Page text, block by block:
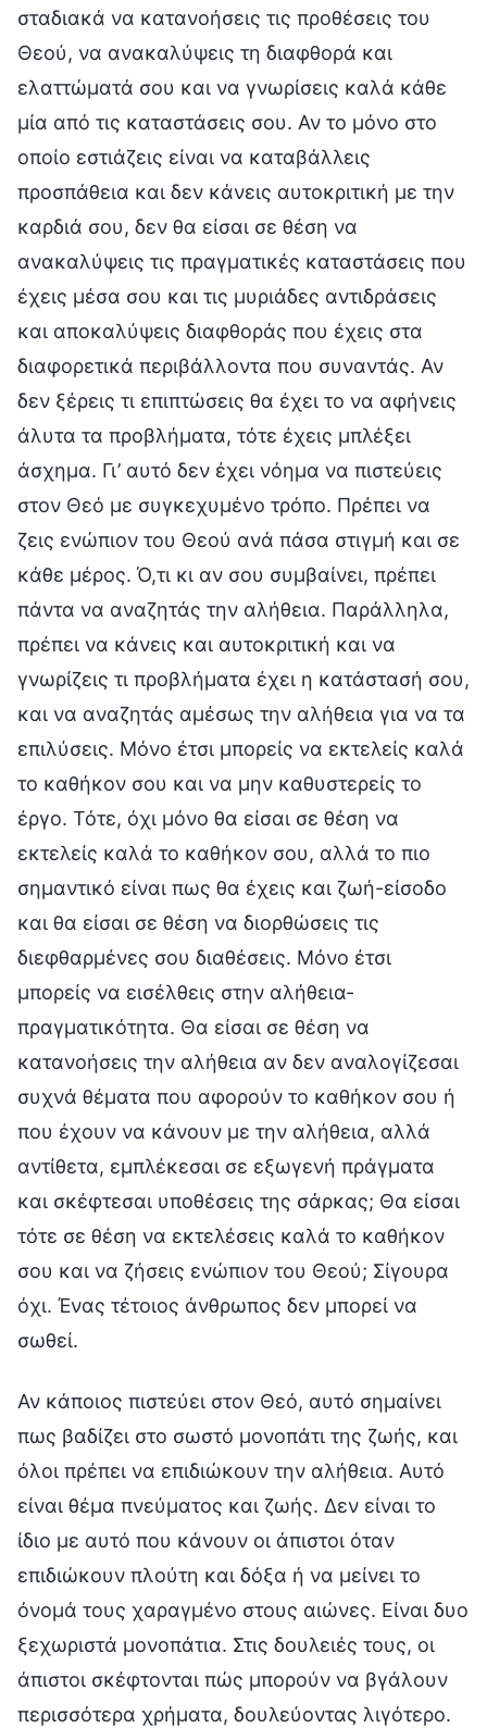
σταδιακά να κατανοήσεις τις προθέσεις του
Θεού, να ανακαλύψεις τη διαφθορά και
ελαττώματά σου και να γνωρίσεις καλά κάθε
μία από τις καταστάσεις σου. Αν το μόνο στο
οποίο εστιάζεις είναι να καταβάλλεις
προσπάθεια και δεν κάνεις αυτοκριτική με την
καρδιά σου, δεν θα είσαι σε θέση να
ανακαλύψεις τις πραγματικές καταστάσεις που
έχεις μέσα σου και τις μυριάδες αντιδράσεις
και αποκαλύψεις διαφθοράς που έχεις στα
διαφορετικά περιβάλλοντα που συναντάς. Αν
δεν ξέρεις τι επιπτώσεις θα έχει το να αφήνεις
άλυτα τα προβλήματα, τότε έχεις μπλέξει
άσχημα. Γι’ αυτό δεν έχει νόημα να πιστεύεις
στον Θεό με συγκεχυμένο τρόπο. Πρέπει να
ζεις ενώπιον του Θεού ανά πάσα στιγμή και σε
κάθε μέρος. Ό,τι κι αν σου συμβαίνει, πρέπει
πάντα να αναζητάς την αλήθεια. Παράλληλα,
πρέπει να κάνεις και αυτοκριτική και να
γνωρίζεις τι προβλήματα έχει η κατάστασή σου,
και να αναζητάς αμέσως την αλήθεια για να τα
επιλύσεις. Μόνο έτσι μπορείς να εκτελείς καλά
το καθήκον σου και να μην καθυστερείς το
έργο. Τότε, όχι μόνο θα είσαι σε θέση να
εκτελείς καλά το καθήκον σου, αλλά το πιο
σημαντικό είναι πως θα έχεις και ζωή-είσοδο
και θα είσαι σε θέση να διορθώσεις τις
διεφθαρμένες σου διαθέσεις. Μόνο έτσι
μπορείς να εισέλθεις στην αλήθεια-
πραγματικότητα. Θα είσαι σε θέση να
κατανοήσεις την αλήθεια αν δεν αναλογίζεσαι
συχνά θέματα που αφορούν το καθήκον σου ή
που έχουν να κάνουν με την αλήθεια, αλλά
αντίθετα, εμπλέκεσαι σε εξωγενή πράγματα
και σκέφτεσαι υποθέσεις της σάρκας; Θα είσαι
τότε σε θέση να εκτελέσεις καλά το καθήκον
σου και να ζήσεις ενώπιον του Θεού; Σίγουρα
όχι. Ένας τέτοιος άνθρωπος δεν μπορεί να
σωθεί.
Αν κάποιος πιστεύει στον Θεό, αυτό σημαίνει
πως βαδίζει στο σωστό μονοπάτι της ζωής, και
όλοι πρέπει να επιδιώκουν την αλήθεια. Αυτό
είναι θέμα πνεύματος και ζωής. Δεν είναι το
ίδιο με αυτό που κάνουν οι άπιστοι όταν
επιδιώκουν πλούτη και δόξα ή να μείνει το
όνομά τους χαραγμένο στους αιώνες. Είναι δυο
ξεχωριστά μονοπάτια. Στις δουλειές τους, οι
άπιστοι σκέφτονται πώς μπορούν να βγάλουν
περισσότερα χρήματα, δουλεύοντας λιγότερο.